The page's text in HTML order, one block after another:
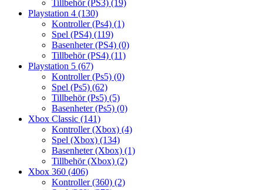
Tillbehör (PS3) (19)
Playstation 4 (130)
Kontroller (Ps4) (1)
Spel (PS4) (119)
Basenheter (PS4) (0)
Tillbehör (PS4) (11)
Playstation 5 (67)
Kontroller (Ps5) (0)
Spel (Ps5) (62)
Tillbehör (Ps5) (5)
Basenheter (Ps5) (0)
Xbox Classic (141)
Kontroller (Xbox) (4)
Spel (Xbox) (134)
Basenheter (Xbox) (1)
Tillbehör (Xbox) (2)
Xbox 360 (406)
Kontroller (360) (2)